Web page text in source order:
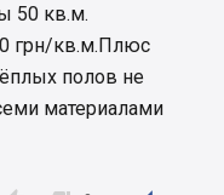
50 кв.м.
грн/кв.м.Плюс
полов не
материалами